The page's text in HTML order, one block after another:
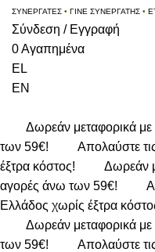
ΣΥΝΕΡΓΑΤΕΣ • ΓΙΝΕ ΣΥΝΕΡΓΑΤΗΣ •
Σύνδεση / Εγγραφή
0Αγαπημένα
EL
EN
Δωρεάν μεταφορικά
των 59€!
Απολαύστε
έξτρα κόστος!
Δωρεάν
αγορές άνω των 59€!
Ελλάδος χωρίς έξτρα
Δωρεάν μεταφορικά
των 59€!
Απολαύστε